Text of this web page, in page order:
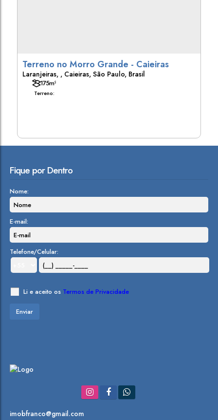
Terreno no Morro Grande - Caieiras
Laranjeiras , Caieiras, São Paulo, Brasil
Terreno:
175m²
Fique por Dentro
Nome:
E-mail:
Telefone/Celular:
Li e aceito os Termos de Privacidade
imobfranco@gmail.com